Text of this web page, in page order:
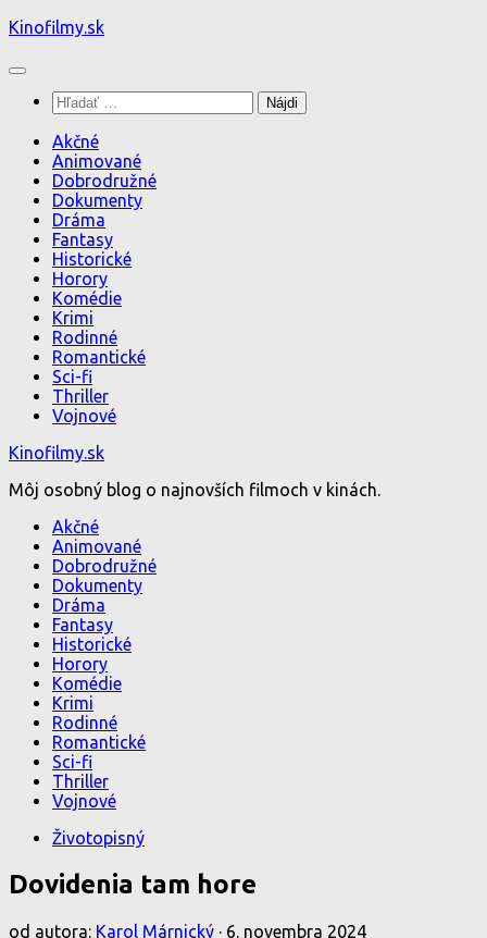
Preskočiť
obsah
Kinofilmy.sk
Hľadať:
Akčné
Animované
Dobrodružné
Dokumenty
Dráma
Fantasy
Historické
Horory
Komédie
Krimi
Rodinné
Romantické
Sci-fi
Thriller
Vojnové
Kinofilmy.sk
Môj osobný blog o najnovších filmoch v kinách.
Akčné
Animované
Dobrodružné
Dokumenty
Dráma
Fantasy
Historické
Horory
Komédie
Krimi
Rodinné
Romantické
Sci-fi
Thriller
Vojnové
Životopisný
Dovidenia tam hore
od autora: Karol Márnický · 6. novembra 2024